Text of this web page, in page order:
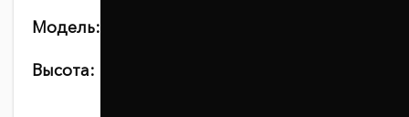
Модель:
Высота: